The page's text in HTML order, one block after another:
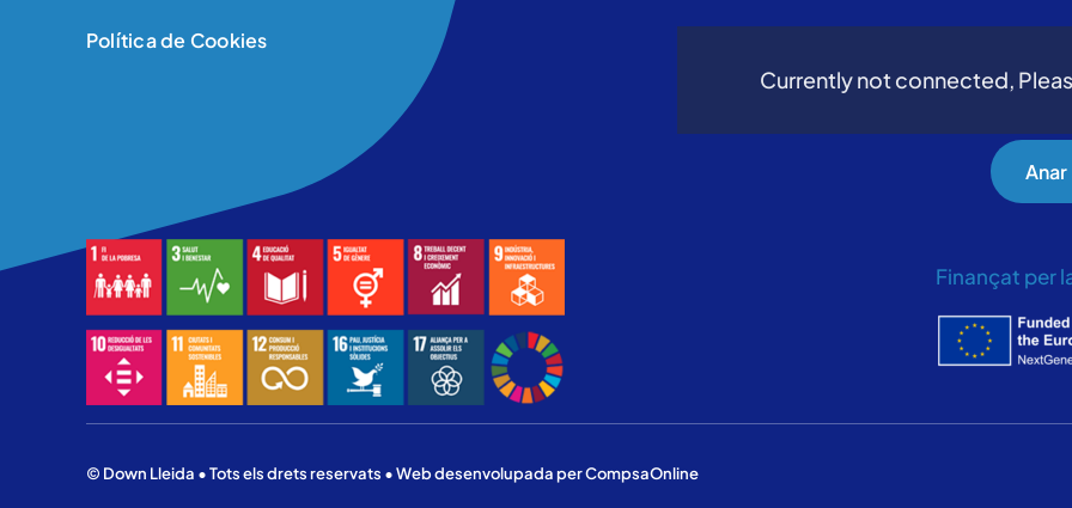
Política de Cookies
Currently not connected,
Finançat per
© Down Lleida • Tots els drets reservats • Web desenvolupada per CompsaOnline